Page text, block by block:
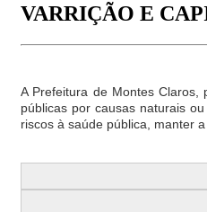
VARRIÇÃO E
A Prefeitura de Montes Claros,
públicas por causas naturais
riscos à saúde pública, manter